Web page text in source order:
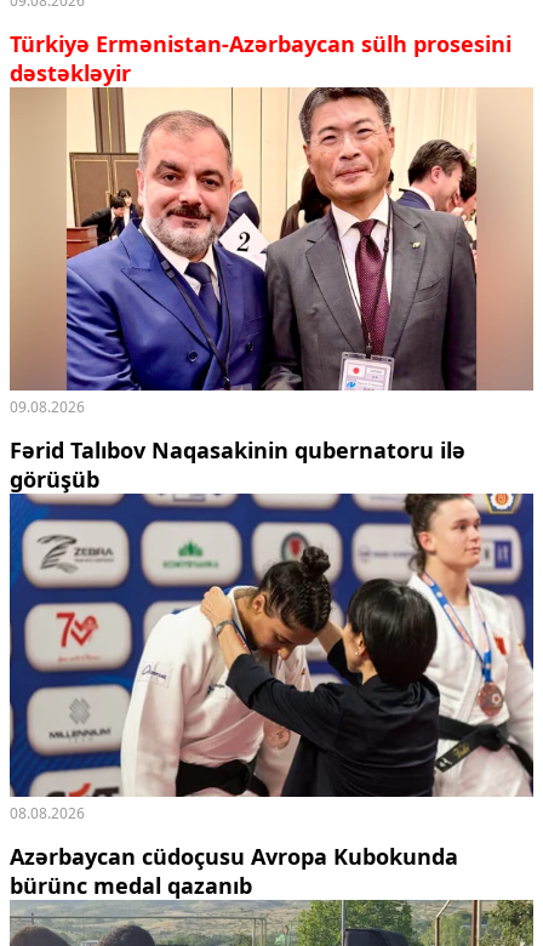
Türkiyə Ermənistan-Azərbaycan sülh prosesini
dəstəkləyir
09.08.2026
Fərid Talıbov Naqasakinin qubernatoru ilə
görüşüb
08.08.2026
Azərbaycan cüdoçusu Avropa Kubokunda
bürünc medal qazanıb